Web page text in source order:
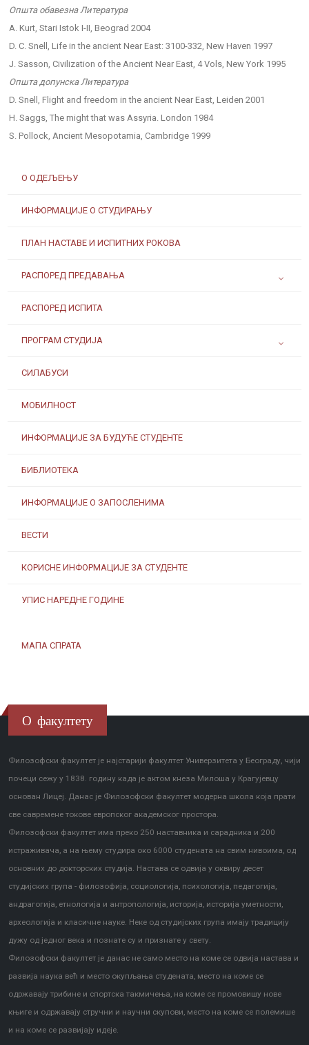
О ОДЕЉЕЊУ
ИНФОРМАЦИЈЕ О СТУДИРАЊУ
ПЛАН НАСТАВЕ И ИСПИТНИХ РОКОВА
РАСПОРЕД ПРЕДАВАЊА
РАСПОРЕД ИСПИТА
ПРОГРАМ СТУДИЈА
СИЛАБУСИ
МОБИЛНОСТ
ИНФОРМАЦИЈЕ ЗА БУДУЋЕ СТУДЕНТЕ
БИБЛИОТЕКА
ИНФОРМАЦИЈЕ О ЗАПОСЛЕНИМА
ВЕСТИ
КОРИСНЕ ИНФОРМАЦИЈЕ ЗА СТУДЕНТЕ
УПИС НАРЕДНЕ ГОДИНЕ
МАПА СПРАТА
Општа обавезна Литература
A. Kurt, Stari Istok I-II, Beograd 2004
D. C. Snell, Life in the ancient Near East: 3100-332, New Haven 1997
J. Sasson, Civilization of the Ancient Near East, 4 Vols, New York 1995
Општа допунска Литература
D. Snell, Flight and freedom in the ancient Near East, Leiden 2001
H. Saggs, The might that was Assyria. London 1984
S. Pollock, Ancient Mesopotamia, Cambridge 1999
О факултету
Филозофски факултет је најстарији факултет Универзитета у Београду, чији
почеци сежу у 1838. годину када је актом кнеза Милоша у Крагујевцу
основан Лицеј. Данас је Филозофски факултет модерна школа која прати
све савремене токове европског академског простора.
Филозофски факултет има преко 250 наставника и сарадника и 200
истраживача, а на њему студира око 6000 студената на свим нивоима, од
основних до докторских студија. Настава се одвија у оквиру десет
студијских група - филозофија, социологија, психологија, педагогија,
андрагогија, етнологија и антропологија, историја, историја уметности,
археологија и класичне науке. Неке од студијских група имају традицију
дужу од једног века и познате су и признате у свету.
Филозофски факултет је данас не само место на коме се одвија настава и
развија наука већ и место окупљања студената, место на коме се
одржавају трибине и спортска такмичења, на коме се промовишу нове
књиге и одржавају стручни и научни скупови, место на коме се полемише
и на коме се развијају идеје.